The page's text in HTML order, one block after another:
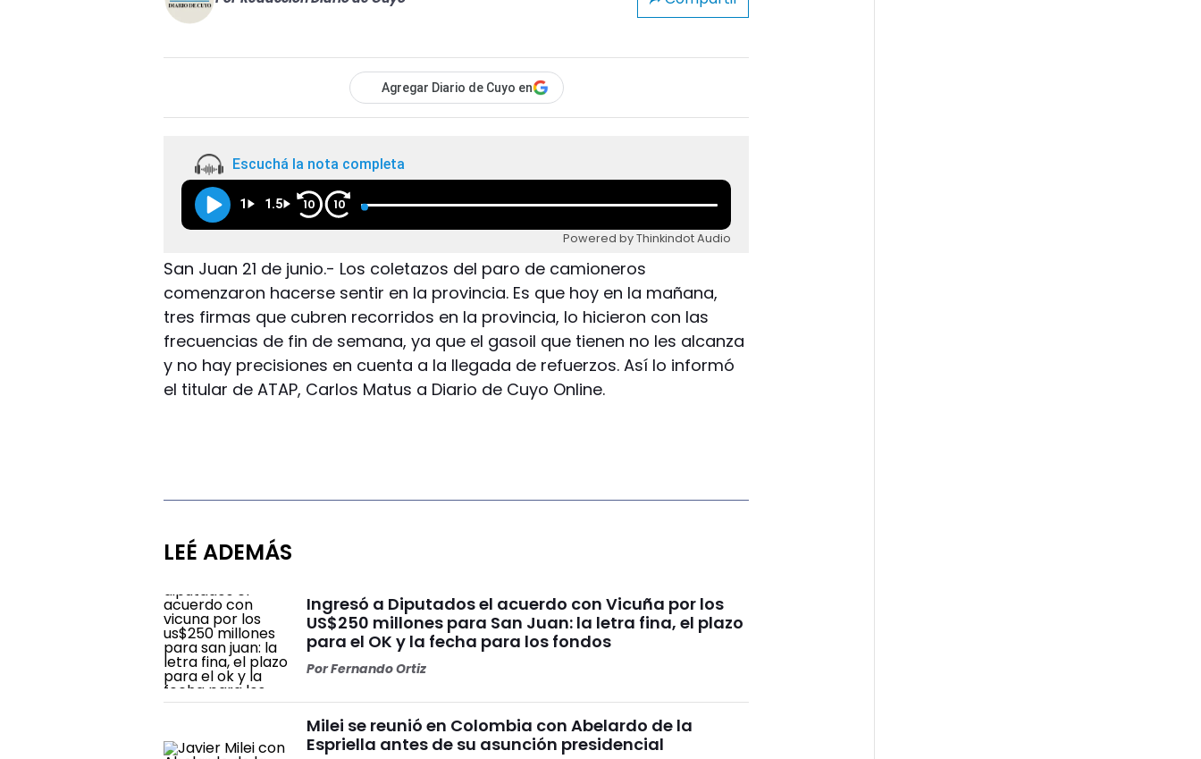
Agregar Diario de Cuyo en
Escuchá la nota completa
1 1.5 10 10
Powered by Thinkindot Audio
San Juan 21 de junio.- Los coletazos del paro de camioneros
comenzaron hacerse sentir en la provincia. Es que hoy en la mañana,
tres firmas que cubren recorridos en la provincia, lo hicieron con las
frecuencias de fin de semana, ya que el gasoil que tienen no les alcanza
y no hay precisiones en cuenta a la llegada de refuerzos. Así lo informó
el titular de ATAP, Carlos Matus a Diario de Cuyo Online.
LEÉ ADEMÁS
Ingresó a Diputados el acuerdo con Vicuña por los
US$250 millones para San Juan: la letra fina, el plazo
para el OK y la fecha para los fondos
PorFernando Ortiz
Milei se reunió en Colombia con Abelardo de la
Espriella antes de su asunción presidencial